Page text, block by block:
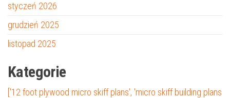
styczeń 2026
grudzień 2025
listopad 2025
Kategorie
['12 foot plywood micro skiff plans', 'micro skiff building plans